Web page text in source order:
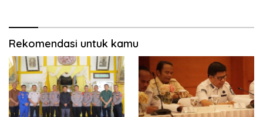
Rekomendasi untuk kamu